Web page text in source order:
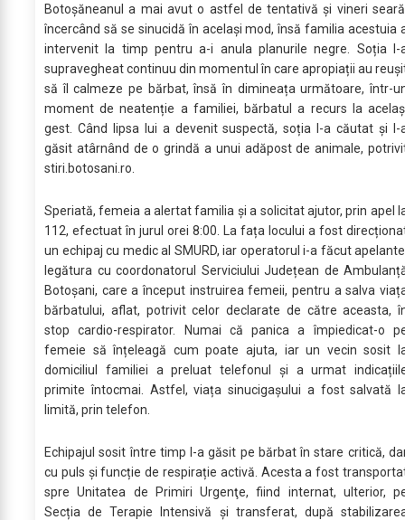
Botoșăneanul a mai avut o astfel de tentativă și vineri
încercând să se sinucidă în același mod, însă familia acestuia
intervenit la timp pentru a-i anula planurile negre. Soția l-
supravegheat continuu din momentul în care apropiații au
să îl calmeze pe bărbat, însă în dimineața următoare, într-
moment de neatenție a familiei, bărbatul a recurs la
gest. Când lipsa lui a devenit suspectă, soția l-a căutat și l-
găsit atârnând de o grindă a unui adăpost de animale,
stiri.botosani.ro.
Speriată, femeia a alertat familia și a solicitat ajutor, prin apel
112, efectuat în jurul orei 8:00. La fața locului a fost
un echipaj cu medic al SMURD, iar operatorul i-a făcut
legătura cu coordonatorul Serviciului Județean de
Botoșani, care a început instruirea femeii, pentru a salva
bărbatului, aflat, potrivit celor declarate de către aceasta,
stop cardio-respirator. Numai că panica a împiedicat-o
femeie să înțeleagă cum poate ajuta, iar un vecin sosit
domiciliul familiei a preluat telefonul și a urmat
primite întocmai. Astfel, viața sinucigașului a fost salvată
limită, prin telefon.
Echipajul sosit între timp l-a găsit pe bărbat în stare critică,
cu puls și funcție de respirație activă. Acesta a fost
spre Unitatea de Primiri Urgenţe, fiind internat, ulterior,
Secția de Terapie Intensivă și transferat, după